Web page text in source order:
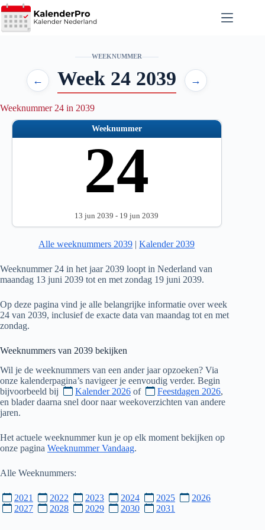
Ga
naar
de
WEEKNUMMER
← Week 24 2039 →
Weeknummer 24 in 2039
Weeknummer
24
13 jun 2039 - 19 jun 2039
Alle weeknummers 2039 |Kalender 2039
Weeknummer 24 in het jaar 2039 loopt in Nederland van
maandag 13 juni 2039 tot en met zondag 19 juni 2039.
Op deze pagina vind je alle belangrijke informatie over week
24 van 2039, inclusief de exacte data van maandag tot en met
zondag.
Weeknummers van 2039 bekijken
Wil je de weeknummers van een ander jaar opzoeken? Via
onze kalenderpagina’s navigeer je eenvoudig verder. Begin
bijvoorbeeld bij
Kalender 2026 of Feestdagen 2026,
en blader daarna snel door naar weekoverzichten van andere
jaren.
Het actuele weeknummer kun je op elk moment bekijken op
onze pagina Weeknummer Vandaag.
Alle Weeknummers:
2021 2022 2023 2024 2025
2026
2027
2028 2029 2030 2031